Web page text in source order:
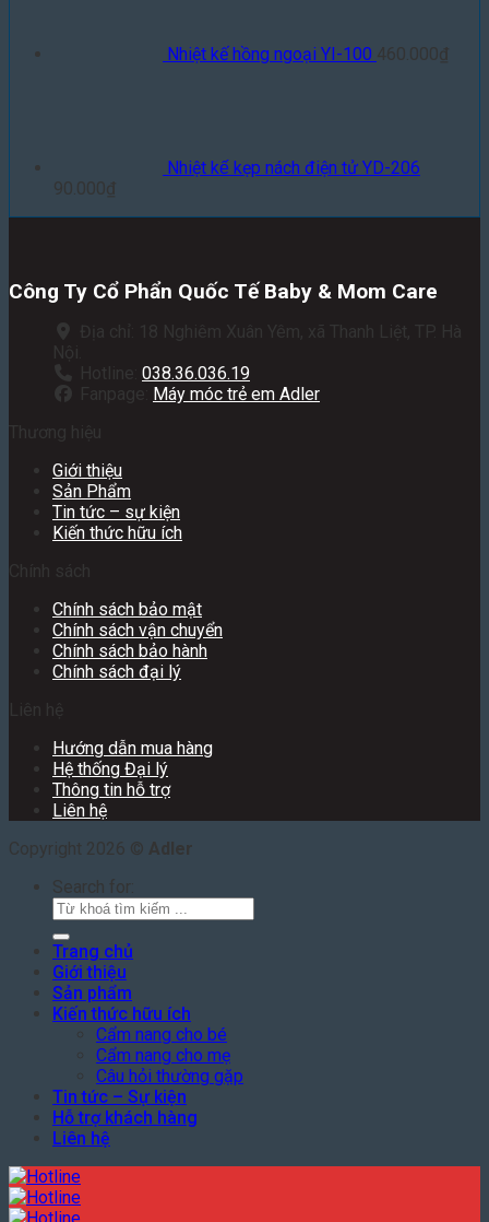
Nhiệt kế hồng ngoại YI-100 460.000₫
Nhiệt kế kẹp nách điện tử YD-206
90.000₫
Công Ty Cổ Phẩn Quốc Tế Baby & Mom Care
Địa chỉ: 18 Nghiêm Xuân Yêm, xã Thanh Liệt, TP. Hà
Nội.
Hotline: 038.36.036.19
Fanpage: Máy móc trẻ em Adler
Thương hiệu
Giới thiệu
Sản Phẩm
Tin tức – sự kiện
Kiến thức hữu ích
Chính sách
Chính sách bảo mật
Chính sách vận chuyển
Chính sách bảo hành
Chính sách đại lý
Liên hệ
Hướng dẫn mua hàng
Hệ thống Đại lý
Thông tin hỗ trợ
Liên hệ
Copyright 2026 © Adler
Search for:
Trang chủ
Giới thiệu
Sản phẩm
Kiến thức hữu ích
Cẩm nang cho bé
Cẩm nang cho mẹ
Câu hỏi thường gặp
Tin tức – Sự kiện
Hỗ trợ khách hàng
Liên hệ